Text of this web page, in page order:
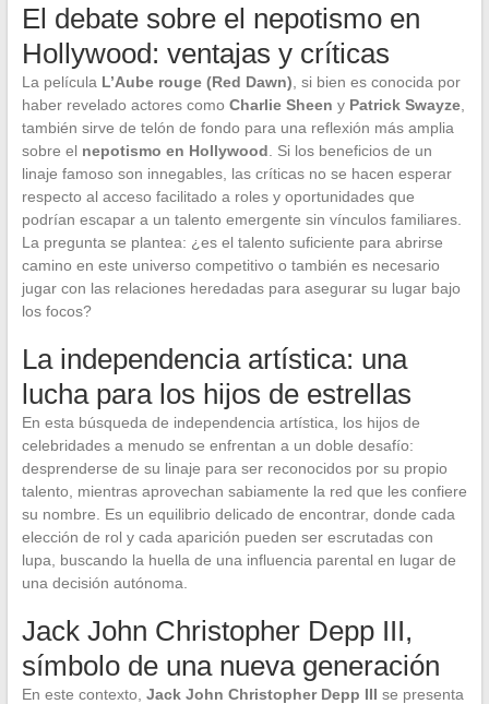
El debate sobre el nepotismo en
Hollywood: ventajas y críticas
La película L’Aube rouge (Red Dawn) , si bien es conocida por
haber revelado actores como Charlie Sheen y Patrick Swayze,
también sirve de telón de fondo para una reflexión más amplia
sobre el nepotismo en Hollywood . Si los beneficios de un
linaje famoso son innegables, las críticas no se hacen esperar
respecto al acceso facilitado a roles y oportunidades que
podrían escapar a un talento emergente sin vínculos familiares.
La pregunta se plantea: ¿es el talento suficiente para abrirse
camino en este universo competitivo o también es necesario
jugar con las relaciones heredadas para asegurar su lugar bajo
los focos?
La independencia artística: una
lucha para los hijos de estrellas
En esta búsqueda de independencia artística, los hijos de
celebridades a menudo se enfrentan a un doble desafío:
desprenderse de su linaje para ser reconocidos por su propio
talento, mientras aprovechan sabiamente la red que les confiere
su nombre. Es un equilibrio delicado de encontrar, donde cada
elección de rol y cada aparición pueden ser escrutadas con
lupa, buscando la huella de una influencia parental en lugar de
una decisión autónoma.
Jack John Christopher Depp III,
símbolo de una nueva generación
En este contexto, Jack John Christopher Depp III se presenta